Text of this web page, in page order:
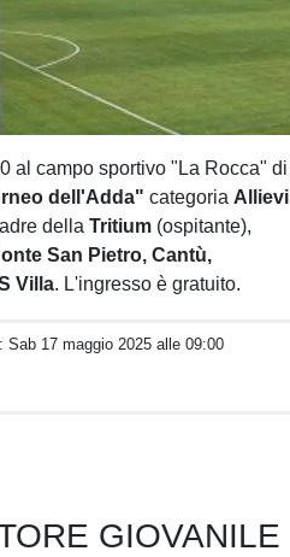
al campo sportivo "La Rocca" di
dell'Adda" categoria Allievi
dellaTritium (ospitante),
San Pietro, Cantù,
Villa. L'ingresso è gratuito.
Sab 17 maggio 2025 alle 09:00
GIOVANILE